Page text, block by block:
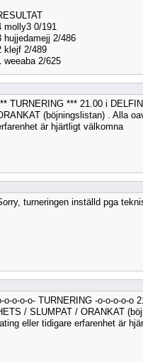
molly3 0/191
hujjedamejj 2/486
klejf 2/489
weeaba 2/625
TURNERING *** 21.00 i
(böjningslistan) . Alla
är hjärtligt välkomna
turneringen inställd pga
o-o-o-o- TURNERING -o-o-o-o-o
/ SLUMPAT / ORANKAT
eller tidigare erfarenhet är